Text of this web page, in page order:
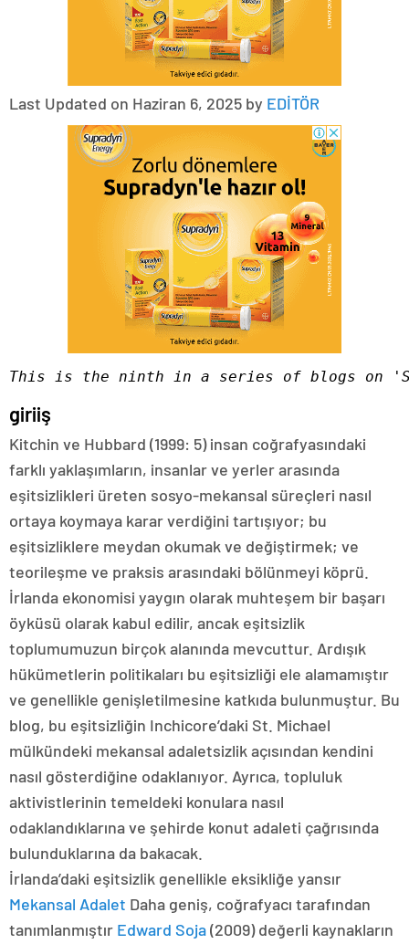
Last Updated on Haziran 6, 2025 by EDİTÖR
This is the ninth in a series of blogs on
giriiş
Kitchin ve Hubbard (1999: 5) insan coğrafyasındaki
farklı yaklaşımların, insanlar ve yerler arasında
eşitsizlikleri üreten sosyo-mekansal süreçleri nasıl
ortaya koymaya karar verdiğini tartışıyor; bu
eşitsizliklere meydan okumak ve değiştirmek; ve
teorileşme ve praksis arasındaki bölünmeyi köprü.
İrlanda ekonomisi yaygın olarak muhteşem bir başarı
öyküsü olarak kabul edilir, ancak eşitsizlik
toplumumuzun birçok alanında mevcuttur. Ardışık
hükümetlerin politikaları bu eşitsizliği ele alamamıştır
ve genellikle genişletilmesine katkıda bulunmuştur. Bu
blog, bu eşitsizliğin Inchicore’daki St. Michael
mülkündeki mekansal adaletsizlik açısından kendini
nasıl gösterdiğine odaklanıyor. Ayrıca, topluluk
aktivistlerinin temeldeki konulara nasıl
odaklandıklarına ve şehirde konut adaleti çağrısında
bulunduklarına da bakacak.
İrlanda’daki eşitsizlik genellikle eksikliğe yansır
Mekansal Adalet Daha geniş, coğrafyacı tarafından
tanımlanmıştır Edward Soja(2009) değerli kaynakların